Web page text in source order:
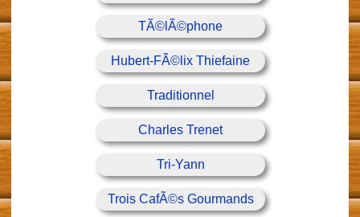
TÃ©lÃ©phone
Hubert-FÃ©lix Thiefaine
Traditionnel
Charles Trenet
Tri-Yann
Trois CafÃ©s Gourmands